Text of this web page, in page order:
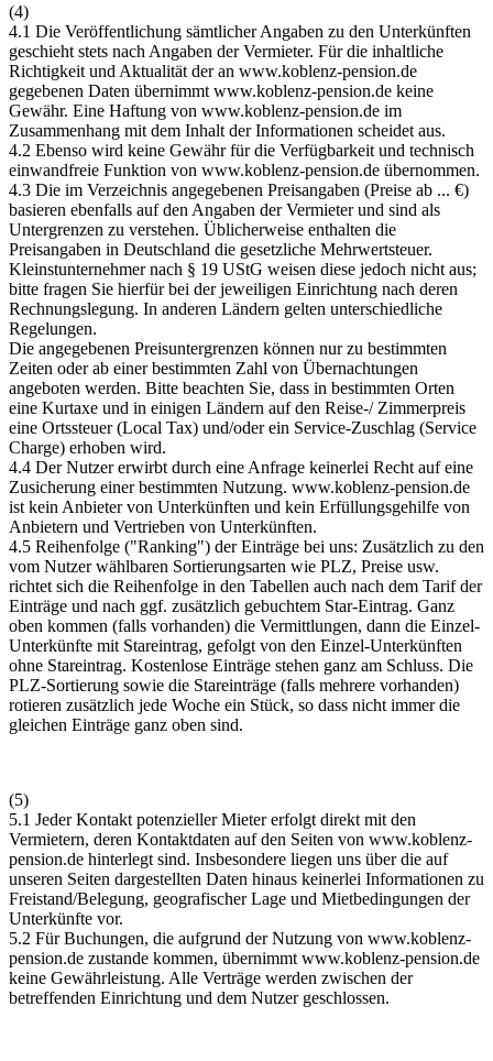
(4)
4.1 Die Veröffentlichung sämtlicher Angaben zu den Unterkünften
geschieht stets nach Angaben der Vermieter. Für die inhaltliche
Richtigkeit und Aktualität der an www.koblenz-pension.de
gegebenen Daten übernimmt www.koblenz-pension.de keine
Gewähr. Eine Haftung von www.koblenz-pension.de im
Zusammenhang mit dem Inhalt der Informationen scheidet aus.
4.2 Ebenso wird keine Gewähr für die Verfügbarkeit und technisch
einwandfreie Funktion von www.koblenz-pension.de übernommen.
4.3 Die im Verzeichnis angegebenen Preisangaben (Preise ab ... €)
basieren ebenfalls auf den Angaben der Vermieter und sind als
Untergrenzen zu verstehen. Üblicherweise enthalten die
Preisangaben in Deutschland die gesetzliche Mehrwertsteuer.
Kleinstunternehmer nach § 19 UStG weisen diese jedoch nicht aus;
bitte fragen Sie hierfür bei der jeweiligen Einrichtung nach deren
Rechnungslegung. In anderen Ländern gelten unterschiedliche
Regelungen.
Die angegebenen Preisuntergrenzen können nur zu bestimmten
Zeiten oder ab einer bestimmten Zahl von Übernachtungen
angeboten werden. Bitte beachten Sie, dass in bestimmten Orten
eine Kurtaxe und in einigen Ländern auf den Reise-/ Zimmerpreis
eine Ortssteuer (Local Tax) und/oder ein Service-Zuschlag (Service
Charge) erhoben wird.
4.4 Der Nutzer erwirbt durch eine Anfrage keinerlei Recht auf eine
Zusicherung einer bestimmten Nutzung. www.koblenz-pension.de
ist kein Anbieter von Unterkünften und kein Erfüllungsgehilfe von
Anbietern und Vertrieben von Unterkünften.
4.5 Reihenfolge ("Ranking") der Einträge bei uns: Zusätzlich zu den
vom Nutzer wählbaren Sortierungsarten wie PLZ, Preise usw.
richtet sich die Reihenfolge in den Tabellen auch nach dem Tarif der
Einträge und nach ggf. zusätzlich gebuchtem Star-Eintrag. Ganz
oben kommen (falls vorhanden) die Vermittlungen, dann die Einzel-
Unterkünfte mit Stareintrag, gefolgt von den Einzel-Unterkünften
ohne Stareintrag. Kostenlose Einträge stehen ganz am Schluss. Die
PLZ-Sortierung sowie die Stareinträge (falls mehrere vorhanden)
rotieren zusätzlich jede Woche ein Stück, so dass nicht immer die
gleichen Einträge ganz oben sind.
(5)
5.1 Jeder Kontakt potenzieller Mieter erfolgt direkt mit den
Vermietern, deren Kontaktdaten auf den Seiten von www.koblenz-
pension.de hinterlegt sind. Insbesondere liegen uns über die auf
unseren Seiten dargestellten Daten hinaus keinerlei Informationen zu
Freistand/Belegung, geografischer Lage und Mietbedingungen der
Unterkünfte vor.
5.2 Für Buchungen, die aufgrund der Nutzung von www.koblenz-
pension.de zustande kommen, übernimmt www.koblenz-pension.de
keine Gewährleistung. Alle Verträge werden zwischen der
betreffenden Einrichtung und dem Nutzer geschlossen.